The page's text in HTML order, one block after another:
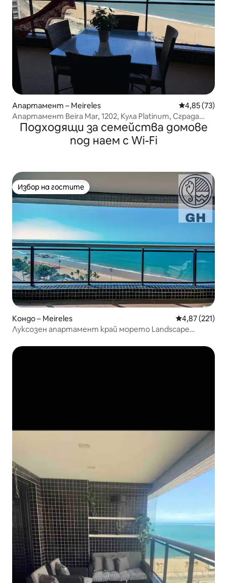
Апартамент – Meireles Средна
4,85 (73)
Апартамент Beira Mar, 1202, Кула Platinum, Сграда
Landscape
Подходящи за семейства домове
под наем с Wi-Fi
Избор на гостите
Избор на гостите
Кондо – Meireles Средна
4,87 (221)
Луксозен апартамент край морето Landscape